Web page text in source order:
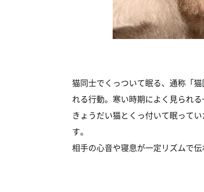
猫同士でくっついて眠る、通称「
れる行動。寒い時期によく見られ
きょうだい猫とくっ付いて眠って
す。
相手の心音や寝息が一定リズムで